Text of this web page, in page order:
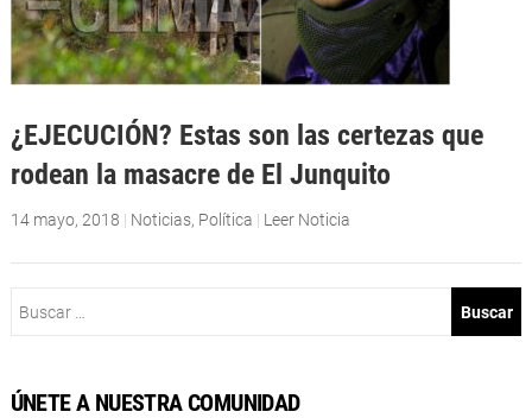
¿EJECUCIÓN? Estas son las certezas que
rodean la masacre de El Junquito
14 mayo, 2018 | Noticias, Política | Leer Noticia
ÚNETE A NUESTRA COMUNIDAD